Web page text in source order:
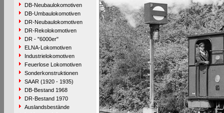
DB-Neubaulokomotiven
DB-Umbaulokomotiven
DR-Neubaulokomotiven
DR-Rekolokomotiven
DR - "6000er"
ELNA-Lokomotiven
Industrielokomotiven
Feuerlose Lokomotiven
Sonderkonstruktionen
SAAR (1920 - 1935)
DB-Bestand 1968
DR-Bestand 1970
Auslandsbestände